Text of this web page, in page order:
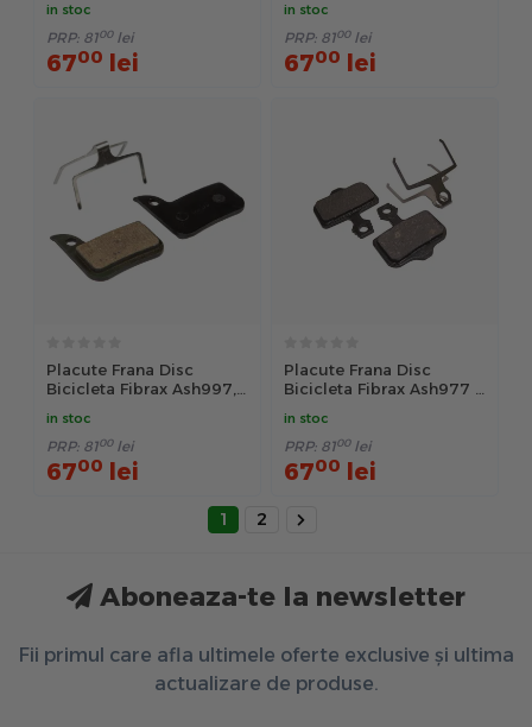
in stoc
PRP: 8100 lei
6700 lei
(Pre 2000), Semi-
Metalice
in stoc
PRP: 8100 lei
6700 lei
Placute Frana Disc
Bicicleta Fibrax Ash997,
in stoc
PRP: 8100 lei
6700 lei
Placute Frana Disc
Bicicleta Fibrax Ash977 -
in stoc
PRP: 8100 lei
6700 lei
1 2
Aboneaza-te la newsletter
Fii primul care afla ultimele oferte exclusive și ultima
actualizare de produse.